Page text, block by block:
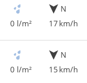
0 l/m²
N
17 km/h
0 l/m²
N
15 km/h